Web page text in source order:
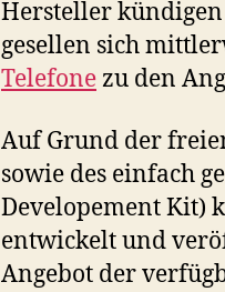
Hersteller kündigen
gesellen sich
Telefonezu den
Auf Grund der
sowie des einfach
Developement Kit)
entwickelt und
Angebot der